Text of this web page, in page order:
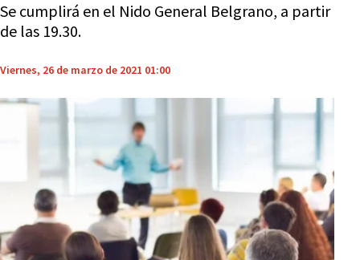
Se cumplirá en el Nido General Belgrano, a partir
de las 19.30.
Viernes, 26 de marzo de 2021 01:00